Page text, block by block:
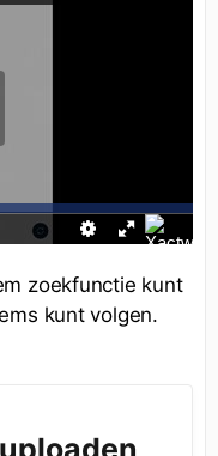
zoekfunctie kunt
kunt volgen.